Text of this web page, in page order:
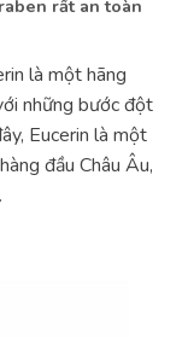
rất an toàn
là một hãng
những bước đột
Eucerin là một
đầu Châu Âu,